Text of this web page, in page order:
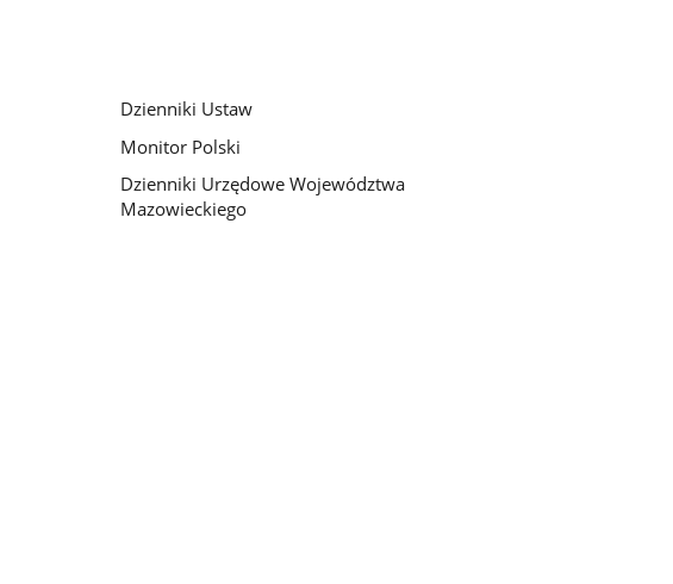
Dzienniki Ustaw
Monitor Polski
Dzienniki Urzędowe Województwa
Mazowieckiego